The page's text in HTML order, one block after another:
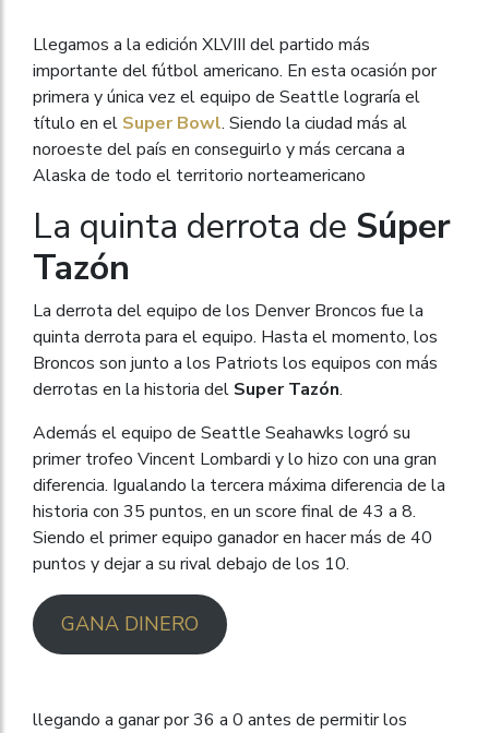
Llegamos a la edición XLVIII del partido más
importante del fútbol americano. En esta ocasión por
primera y única vez el equipo de Seattle lograría el
título en el Super Bowl. Siendo la ciudad más al
noroeste del país en conseguirlo y más cercana a
Alaska de todo el territorio norteamericano
La quinta derrota de Súper
Tazón
La derrota del equipo de los Denver Broncos fue la
quinta derrota para el equipo. Hasta el momento, los
Broncos son junto a los Patriots los equipos con más
derrotas en la historia del Super Tazón.
Además el equipo de Seattle Seahawks logró su
primer trofeo Vincent Lombardi y lo hizo con una gran
diferencia. Igualando la tercera máxima diferencia de la
historia con 35 puntos, en un score final de 43 a 8.
Siendo el primer equipo ganador en hacer más de 40
puntos y dejar a su rival debajo de los 10.
GANA DINERO
llegando a ganar por 36 a 0 antes de permitir los